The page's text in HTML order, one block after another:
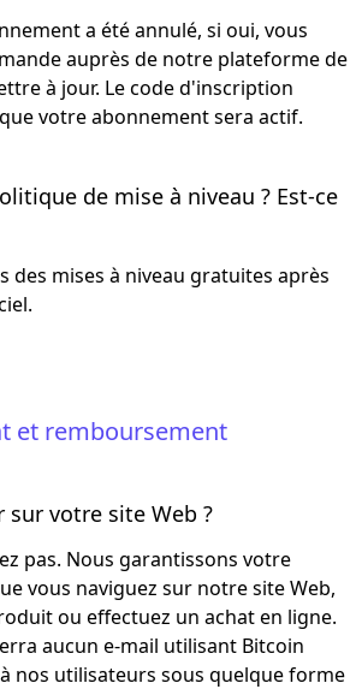
a été annulé, si oui, vous
auprès de notre plateforme de
à jour. Le code d'inscription
votre abonnement sera actif.
de mise à niveau ? Est-ce
des mises à niveau gratuites après
et remboursement
sur votre site Web ?
pas. Nous garantissons votre
vous naviguez sur notre site Web,
ou effectuez un achat en ligne.
aucun e-mail utilisant Bitcoin
nos utilisateurs sous quelque forme